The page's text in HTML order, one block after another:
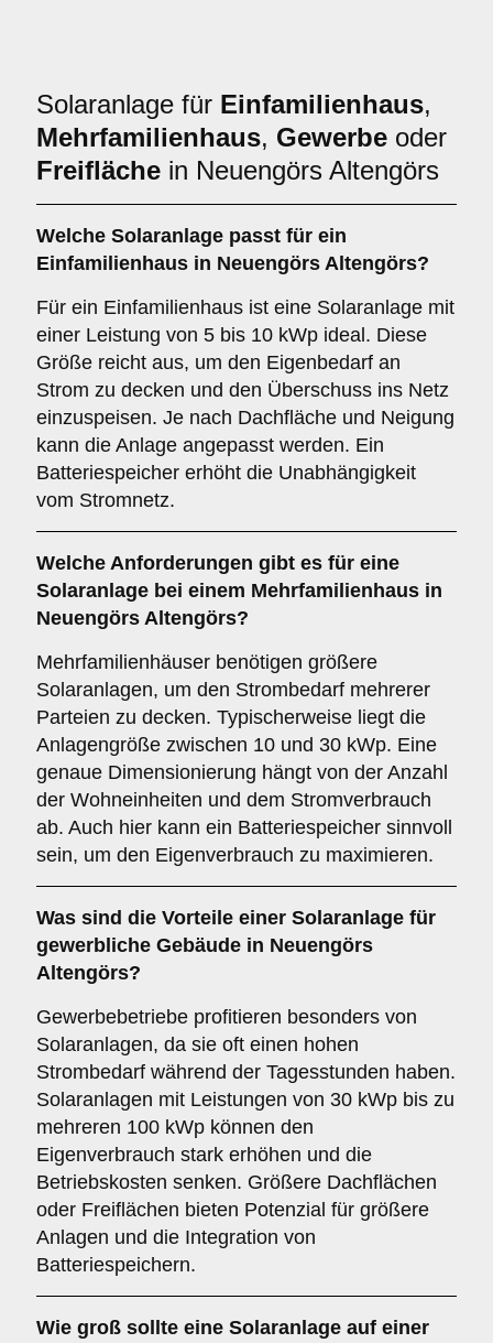
Solaranlage für Einfamilienhaus,
Mehrfamilienhaus, Gewerbe oder
Freifläche in Neuengörs Altengörs
Welche Solaranlage passt für ein
Einfamilienhaus in Neuengörs Altengörs?
Für ein Einfamilienhaus ist eine Solaranlage mit
einer Leistung von 5 bis 10 kWp ideal. Diese
Größe reicht aus, um den Eigenbedarf an
Strom zu decken und den Überschuss ins Netz
einzuspeisen. Je nach Dachfläche und Neigung
kann die Anlage angepasst werden. Ein
Batteriespeicher erhöht die Unabhängigkeit
vom Stromnetz.
Welche Anforderungen gibt es für eine
Solaranlage bei einem Mehrfamilienhaus in
Neuengörs Altengörs?
Mehrfamilienhäuser benötigen größere
Solaranlagen, um den Strombedarf mehrerer
Parteien zu decken. Typischerweise liegt die
Anlagengröße zwischen 10 und 30 kWp. Eine
genaue Dimensionierung hängt von der Anzahl
der Wohneinheiten und dem Stromverbrauch
ab. Auch hier kann ein Batteriespeicher sinnvoll
sein, um den Eigenverbrauch zu maximieren.
Was sind die Vorteile einer Solaranlage für
gewerbliche Gebäude in Neuengörs
Altengörs?
Gewerbebetriebe profitieren besonders von
Solaranlagen, da sie oft einen hohen
Strombedarf während der Tagesstunden haben.
Solaranlagen mit Leistungen von 30 kWp bis zu
mehreren 100 kWp können den
Eigenverbrauch stark erhöhen und die
Betriebskosten senken. Größere Dachflächen
oder Freiflächen bieten Potenzial für größere
Anlagen und die Integration von
Batteriespeichern.
Wie groß sollte eine Solaranlage auf einer